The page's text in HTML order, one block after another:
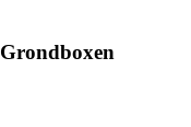
Grondboxen